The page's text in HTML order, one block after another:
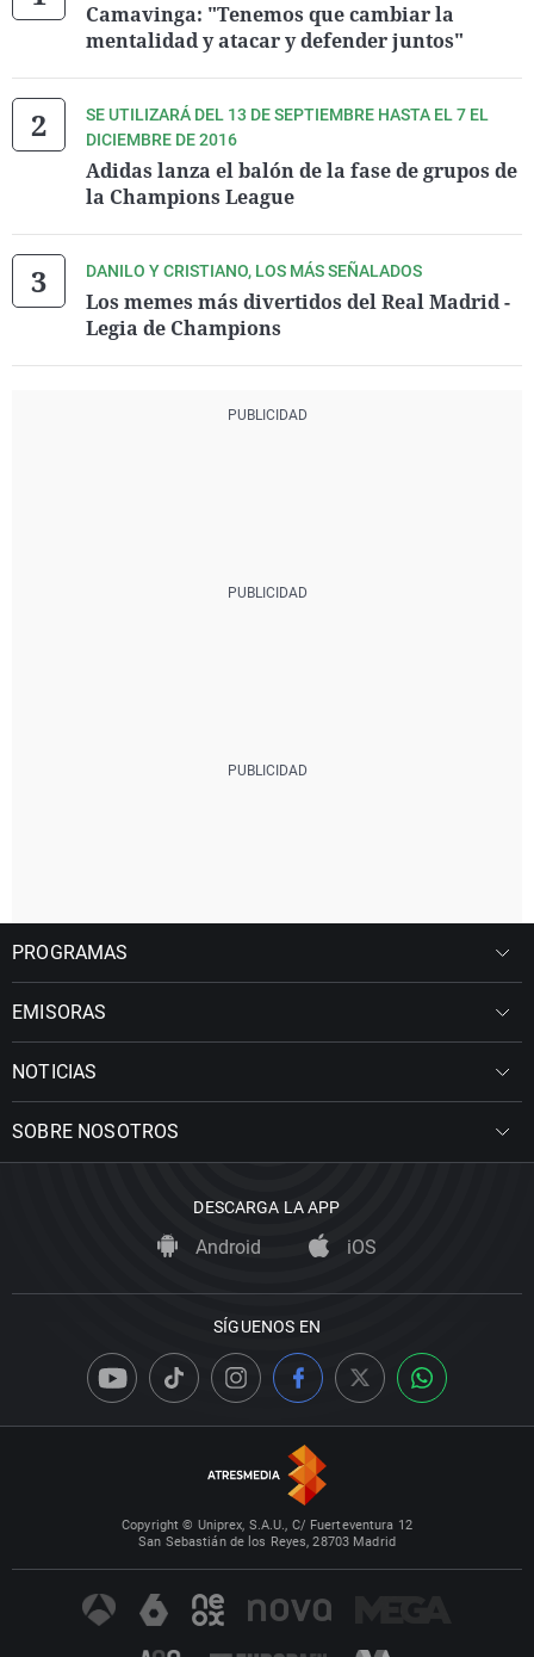
Camavinga: "Tenemos que cambiar la
mentalidad y atacar y defender juntos"
SE UTILIZARÁ DEL 13 DE SEPTIEMBRE HASTA EL 7 EL
DICIEMBRE DE 2016
Adidas lanza el balón de la fase de grupos de
la Champions League
DANILO Y CRISTIANO, LOS MÁS SEÑALADOS
Los memes más divertidos del Real Madrid -
Legia de Champions
PROGRAMAS
EMISORAS
NOTICIAS
SOBRE NOSOTROS
DESCARGA LA APP
Android iOS
SÍGUENOS EN
Copyright © Uniprex, S.A.U., C/ Fuerteventura 12
San Sebastián de los Reyes, 28703 Madrid